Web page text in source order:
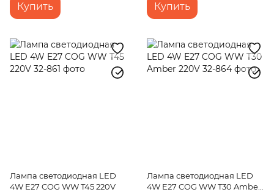
Купить Купить
Лампа светодиодная LED
4W E27 COG WW T45 220V
Лампа светодиодная LED
4W E27 COG WW T30 Amber